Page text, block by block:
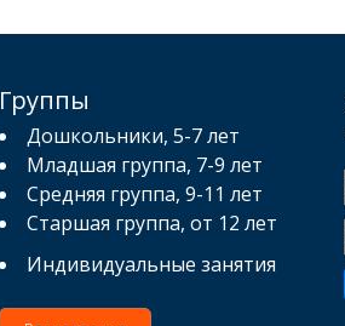
Группы
Дошкольники, 5-7 лет
Младшая группа, 7-9 лет
Средняя группа, 9-11 лет
Старшая группа, от 12 лет
Индивидуальные занятия